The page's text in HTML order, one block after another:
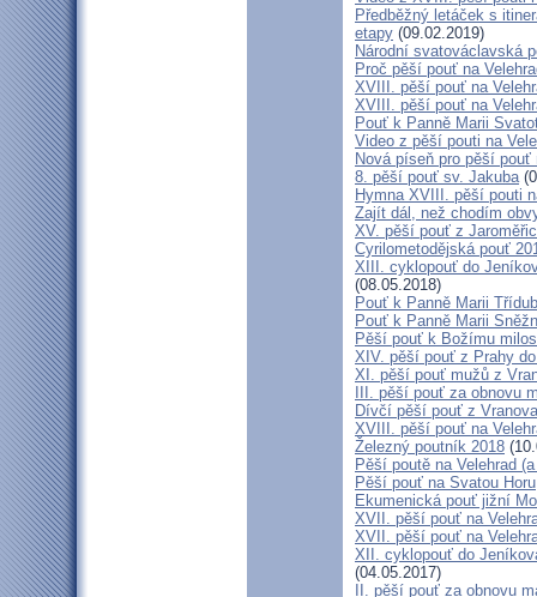
Předběžný letáček s
etapy (09.02.2019)
Národní svatováclavská
Proč pěší pouť na
XVIII. pěší pouť na
XVIII. pěší pouť na
Pouť k Panně Marii
Video z pěší pouti na
Nová píseň pro pěší
8. pěší pouť sv. Jakuba
Hymna XVIII. pěší pouti
Zajít dál, než chodím
XV. pěší pouť z
Cyrilometodějská pouť
XIII. cyklopouť do
(08.05.2018)
Pouť k Panně Marii
Pouť k Panně Marii
Pěší pouť k Božímu
XIV. pěší pouť z Prahy
XI. pěší pouť mužů z
III. pěší pouť za obnovu
Dívčí pěší pouť z
XVIII. pěší pouť na
Železný poutník 2018
Pěší poutě na Velehrad
Pěší pouť na Svatou Horu
Ekumenická pouť jižní
XVII. pěší pouť na
XVII. pěší pouť na
XII. cyklopouť do
(04.05.2017)
II. pěší pouť za obnovu